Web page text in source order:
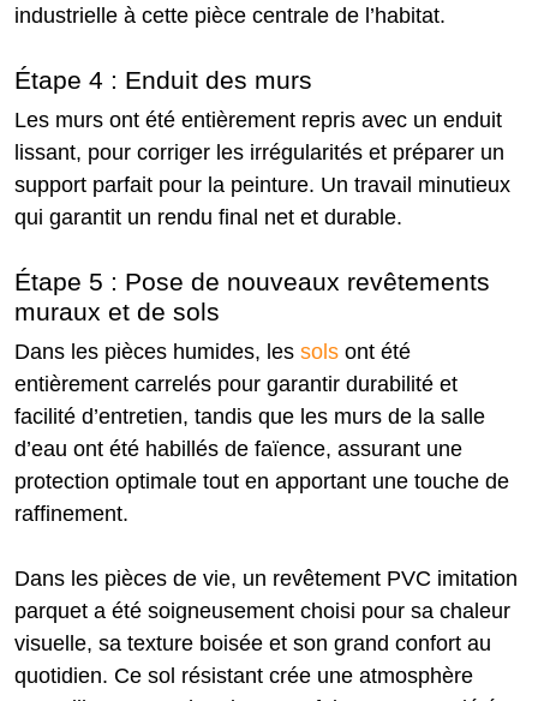
industrielle à cette pièce centrale de l’habitat.
Étape 4 : Enduit des murs
Les murs ont été entièrement repris avec un enduit
lissant, pour corriger les irrégularités et préparer un
support parfait pour la peinture. Un travail minutieux
qui garantit un rendu final net et durable.
Étape 5 : Pose de nouveaux revêtements
muraux et de sols
Dans les pièces humides, les sols ont été
entièrement carrelés pour garantir durabilité et
facilité d’entretien, tandis que les murs de la salle
d’eau ont été habillés de faïence, assurant une
protection optimale tout en apportant une touche de
raffinement.
Dans les pièces de vie, un revêtement PVC imitation
parquet a été soigneusement choisi pour sa chaleur
visuelle, sa texture boisée et son grand confort au
quotidien. Ce sol résistant crée une atmosphère